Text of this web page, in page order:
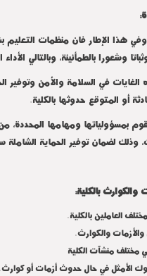
هذا الإطار فان منظمات
وشعورا بالطمأنينة، وبالتالي
الغايات في السلامة والأمن
أو المتوقع حدوثها بالكلية.
بمسؤولياتها ومهامها
لضمان توفير الحماية الشاملة
والكوارث بالكلية:
العاملين بالكلية.
والأزمات والكوارث.
مختلف منشآت الكلية
الأمثل في حال حدوث أزمات أو كوارث.